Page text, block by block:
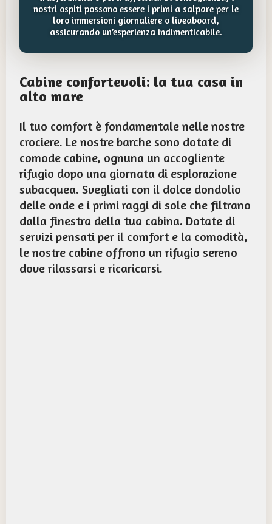
nostri ospiti possono essere i primi a salpare per le
loro immersioni giornaliere o liveaboard,
assicurando un’esperienza indimenticabile.
Cabine confortevoli: la tua casa in
alto mare
Il tuo comfort è fondamentale nelle nostre
crociere. Le nostre barche sono dotate di
comode cabine, ognuna un accogliente
rifugio dopo una giornata di esplorazione
subacquea. Svegliati con il dolce dondolio
delle onde e i primi raggi di sole che filtrano
dalla finestra della tua cabina. Dotate di
servizi pensati per il comfort e la comodità,
le nostre cabine offrono un rifugio sereno
dove rilassarsi e ricaricarsi.